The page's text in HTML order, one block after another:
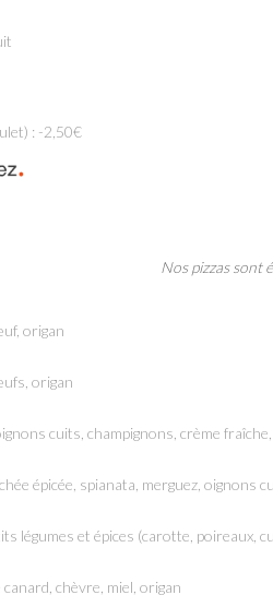
: -2,50€
Nos pizzas sont
origan
origan
cuits, champignons, crème
épicée, spianata, merguez, oignons
légumes et épices (carotte, poireaux,
chèvre, miel, origan